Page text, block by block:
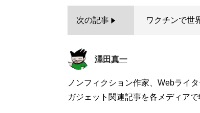
次の記事 ワクチンで世
澤田真一
ノンフィクション作家、Webライ
ガジェット関連記事を各メディア